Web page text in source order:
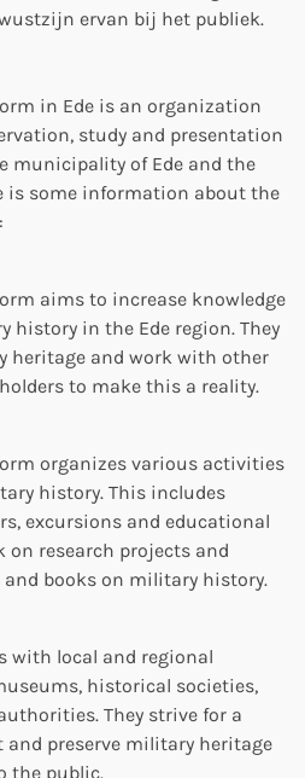
ervan bij het publiek.
in Ede is an organization
study and presentation
municipality of Ede and the
is some information about the
aims to increase knowledge
history in the Ede region. They
heritage and work with other
to make this a reality.
organizes various activities
history. This includes
excursions and educational
on research projects and
books on military history.
with local and regional
historical societies,
They strive for a
preserve military heritage
the public.